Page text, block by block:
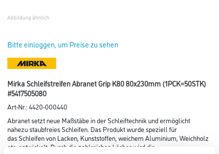
Abbildung ähnlich
Bitte einloggen, um Preise zu sehen
Mirka Schleifstreifen Abranet Grip K80 80x230mm (1PCK=50STK)
#5417505080
Art-Nr.:4420-000440
Abranet setzt neue Maßstäbe in der Schleiftechnik und ermöglicht
nahezu staubfreies Schleifen. Das Produkt wurde speziell für
das Schleifen von Lacken, Kunststoffen, weichem Aluminium, Weichholz
etc. entwickelt. Durch die zahlreichen Löcher wird die